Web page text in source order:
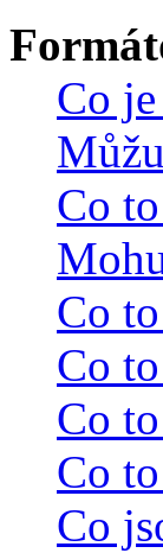
Co
Co
Co
Co
Co
Co
Co